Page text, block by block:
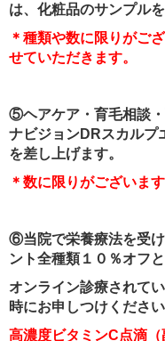
は、化粧品のサンプル
＊種類や数に限りがご
せていただきます。
⑤ヘアケア・育毛相談・
ナビジョンDRスカルプ
を差し上げます。
＊数に限りがございます
⑥当院で栄養療法を受
ント全種類１０％オフ
オンライン診療されて
時にお申しつけください
高濃度ビタミンC点滴